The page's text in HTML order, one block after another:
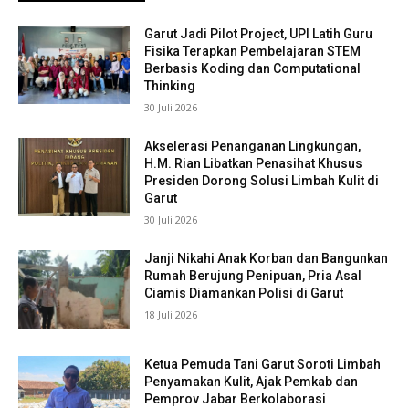
Garut Jadi Pilot Project, UPI Latih Guru
Fisika Terapkan Pembelajaran STEM
Berbasis Koding dan Computational
Thinking
30 Juli 2026
Akselerasi Penanganan Lingkungan,
H.M. Rian Libatkan Penasihat Khusus
Presiden Dorong Solusi Limbah Kulit di
Garut
30 Juli 2026
Janji Nikahi Anak Korban dan Bangunkan
Rumah Berujung Penipuan, Pria Asal
Ciamis Diamankan Polisi di Garut
18 Juli 2026
Ketua Pemuda Tani Garut Soroti Limbah
Penyamakan Kulit, Ajak Pemkab dan
Pemprov Jabar Berkolaborasi